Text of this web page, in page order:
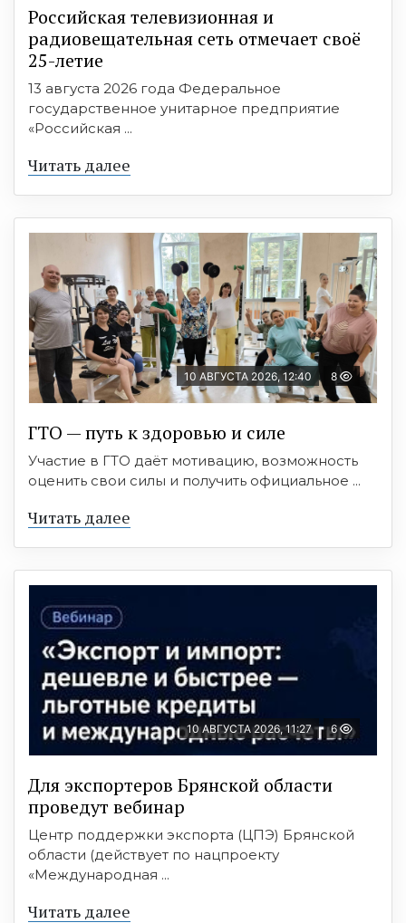
Российская телевизионная и
радиовещательная сеть отмечает своё
25-летие
13 августа 2026 года Федеральное
государственное унитарное предприятие
«Российская ...
Читать далее
10 АВГУСТА 2026, 12:40 8
ГТО — путь к здоровью и силе
Участие в ГТО даёт мотивацию, возможность
оценить свои силы и получить официальное ...
Читать далее
10 АВГУСТА 2026, 11:27 6
Для экспортеров Брянской области
проведут вебинар
Центр поддержки экспорта (ЦПЭ) Брянской
области (действует по нацпроекту
«Международная ...
Читать далее